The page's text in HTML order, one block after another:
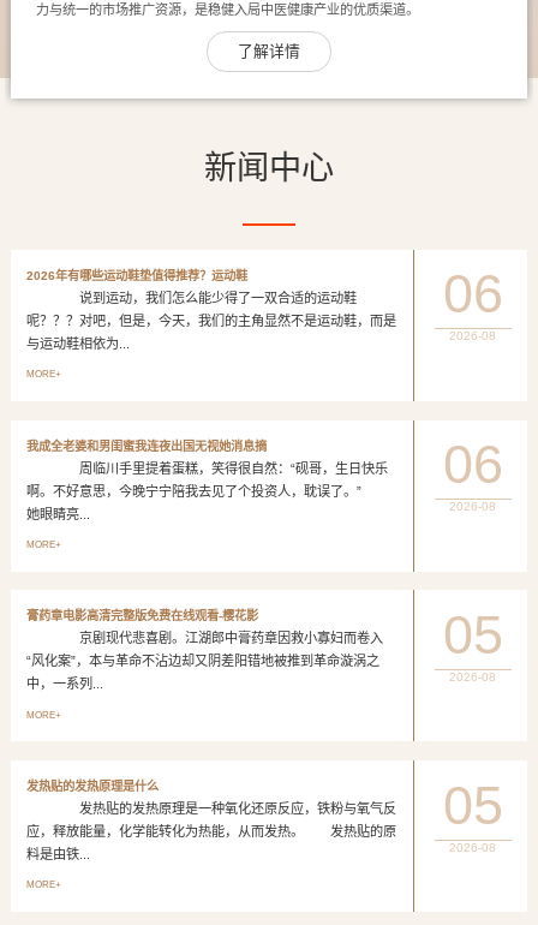
力与统一的市场推广资源，是稳健入局中医健康产业的优质渠道。
了解详情
新闻中心
2026年有哪些运动鞋垫值得推荐？运动鞋
说到运动，我们怎么能少得了一双合适的运动鞋
呢？？？对吧，但是，今天，我们的主角显然不是运动鞋，而是
与运动鞋相依为...
MORE+
06
2026-08
我成全老婆和男闺蜜我连夜出国无视她消息摘
周临川手里提着蛋糕，笑得很自然：“砚哥，生日快乐
啊。不好意思，今晚宁宁陪我去见了个投资人，耽误了。”
她眼睛亮...
MORE+
06
2026-08
膏药章电影高清完整版免费在线观看-樱花影
京剧现代悲喜剧。江湖郎中膏药章因救小寡妇而卷入
“风化案”，本与革命不沾边却又阴差阳错地被推到革命漩涡之
中，一系列...
MORE+
05
2026-08
发热贴的发热原理是什么
发热贴的发热原理是一种氧化还原反应，铁粉与氧气反
应，释放能量，化学能转化为热能，从而发热。 发热贴的原
料是由铁...
MORE+
05
2026-08